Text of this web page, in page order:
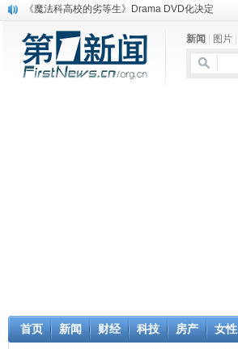
《魔法科高校的劣等生》Drama DVD化决定
消息称刘强东要求京东商城明年扭亏为盈
保健品也能吃出一身病? 康宝莱员工自揭多项家丑
煤价"跳水"电企利润"蹦高" 电煤联动亟待完善
新闻 图片
首页 新闻 财经 科技 房产 女性